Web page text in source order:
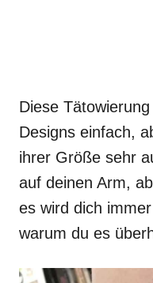
Diese
Designs einfach,
ihrer Größe sehr
auf deinen Arm,
es wird dich
warum du es